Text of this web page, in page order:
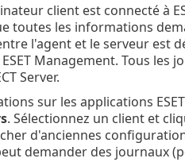
client est connecté à
toutes les informations
l'agent et le serveur est
Management. Tous les
Server.
sur les applications
. Sélectionnez un client et
d'anciennes
demander des journaux